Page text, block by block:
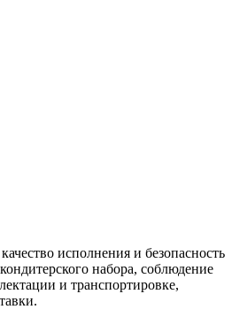
исполнения и безопасность
набора, соблюдение
и транспортировке,